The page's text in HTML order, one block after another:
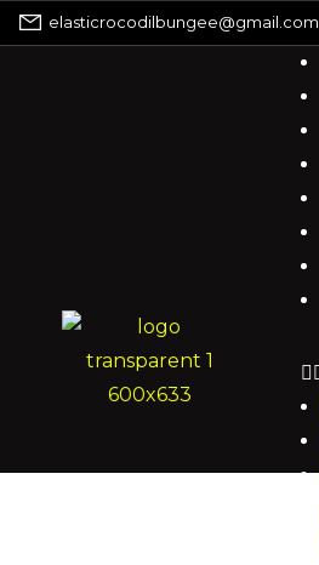
elasticrocodilbungee@gmail.com